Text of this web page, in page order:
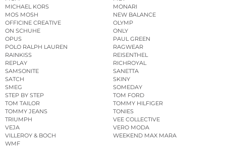
MICHAEL KORS
MONARI
MOS MOSH
NEW BALANCE
OFFICINE CREATIVE
OLYMP
ON SCHUHE
ONLY
OPUS
PAUL GREEN
POLO RALPH LAUREN
RAGWEAR
RAINKISS
REISENTHEL
REPLAY
RICHROYAL
SAMSONITE
SANETTA
SATCH
SKINY
SMEG
SOMEDAY
STEP BY STEP
TOM FORD
TOM TAILOR
TOMMY HILFIGER
TOMMY JEANS
TONIES
TRIUMPH
VEE COLLECTIVE
VEJA
VERO MODA
VILLEROY & BOCH
WEEKEND MAX MARA
WMF